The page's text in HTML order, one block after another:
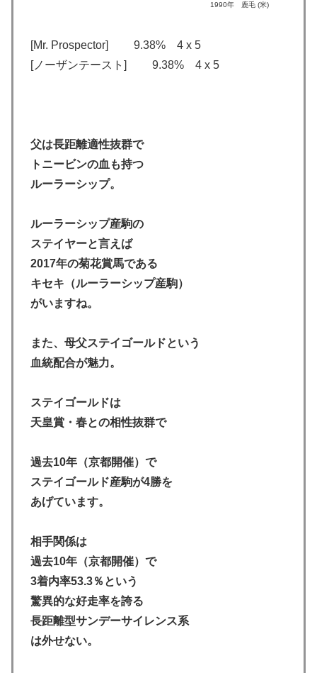
1990年 鹿毛 (米)
[Mr. Prospector] 9.38% 4 x 5
[ノーザンテースト] 9.38% 4 x 5
父は長距離適性抜群で
トニービンの血も持つ
ルーラーシップ。
ルーラーシップ産駒の
ステイヤーと言えば
2017年の菊花賞馬である
キセキ（ルーラーシップ産駒）
がいますね。
また、母父ステイゴールドという
血統配合が魅力。
ステイゴールドは
天皇賞・春との相性抜群で
過去10年（京都開催）で
ステイゴールド産駒が4勝を
あげています。
相手関係は
過去10年（京都開催）で
3着内率53.3％という
驚異的な好走率を誇る
長距離型サンデーサイレンス系
は外せない。